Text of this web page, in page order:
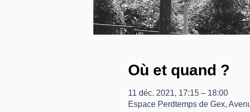
Où et quand ?
11 déc. 2021, 17:15 – 18:00
Espace Perdtemps de Gex,